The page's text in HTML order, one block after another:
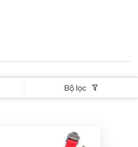
Xanh lá
Vàng
Tím
Bộ lọc